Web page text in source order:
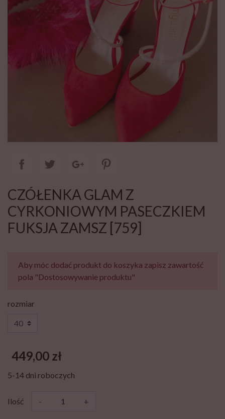
CZÓŁENKA GLAM Z
CYRKONIOWYM PASECZKIEM
FUKSJA ZAMSZ [759]
Aby móc dodać produkt do koszyka zapisz zawartość
pola "Dostosowywanie produktu"
rozmiar
449,00 zł
5-14 dni roboczych
Ilość - +